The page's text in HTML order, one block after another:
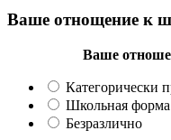
Ваше отнощение к
Ваше
Категорически
Школьная форма
Безразлично